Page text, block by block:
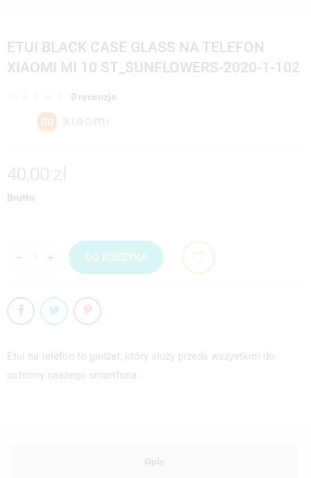
ETUI BLACK CASE GLASS NA TELEFON
XIAOMI MI 10 ST_SUNFLOWERS-2020-1-102
0 recenzje
40,00 zł
Brutto
DO KOSZYKA
Etui na telefon to gadżet, który służy przede wszystkim do
ochrony naszego smartfona..
Opis